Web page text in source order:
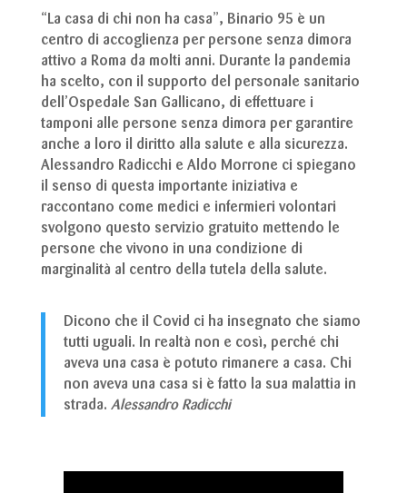
“La casa di chi non ha casa”, Binario 95 è un
centro di accoglienza per persone senza dimora
attivo a Roma da molti anni. Durante la pandemia
ha scelto, con il supporto del personale sanitario
dell’Ospedale San Gallicano, di effettuare i
tamponi alle persone senza dimora per garantire
anche a loro il diritto alla salute e alla sicurezza.
Alessandro Radicchi e Aldo Morrone ci spiegano
il senso di questa importante iniziativa e
raccontano come medici e infermieri volontari
svolgono questo servizio gratuito mettendo le
persone che vivono in una condizione di
marginalità al centro della tutela della salute.
Dicono che il Covid ci ha insegnato che siamo
tutti uguali. In realtà non e così, perché chi
aveva una casa è potuto rimanere a casa. Chi
non aveva una casa si è fatto la sua malattia in
strada. Alessandro Radicchi